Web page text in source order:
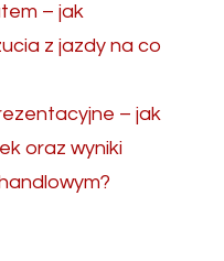
– jak
z jazdy na co
– jak
oraz wyniki